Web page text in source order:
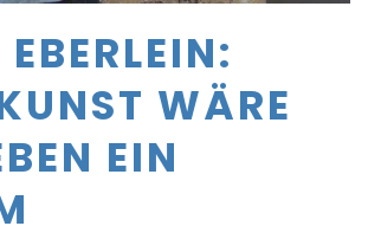
WÄRE
EIN